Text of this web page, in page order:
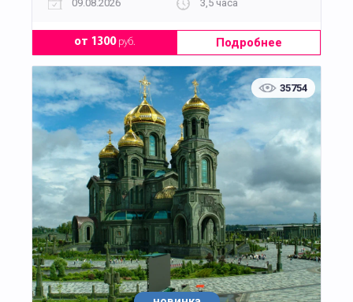
09.08.2026
3,5 часа
от 1300руб. Подробнее
35754